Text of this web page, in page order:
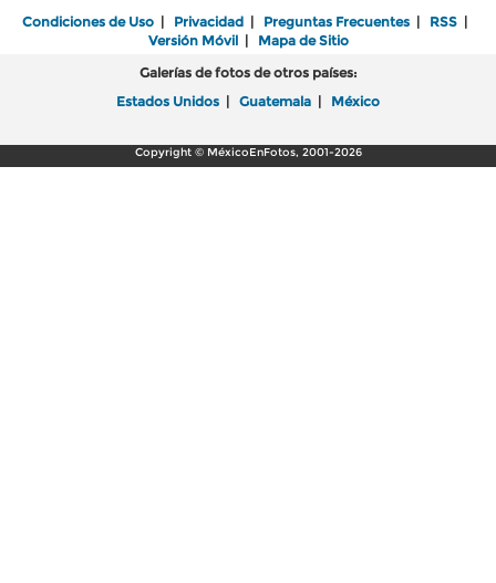
Condiciones de Uso | Privacidad | Preguntas Frecuentes | RSS |
Versión Móvil| Mapa de Sitio
Galerías de fotos de otros países:
Estados Unidos | Guatemala | México
Copyright © MéxicoEnFotos, 2001-2026